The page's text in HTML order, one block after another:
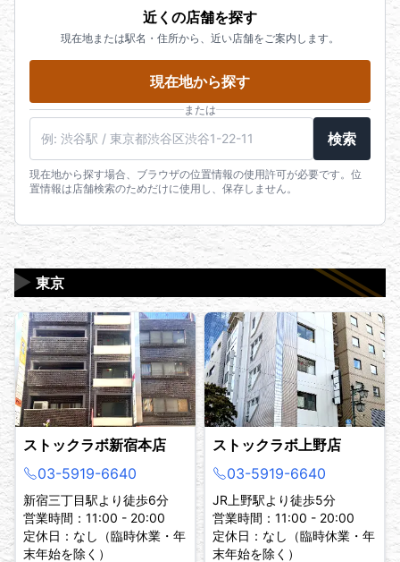
近くの店舗を探す
現在地または駅名・住所から、近い店舗をご案内します。
現在地から探す
または
検索
現在地から探す場合、ブラウザの位置情報の使用許可が必要です。位
置情報は店舗検索のためだけに使用し、保存しません。
東京
▶
ストックラボ新宿本店
03-5919-6640
新宿三丁目駅より徒歩6分
営業時間：11:00 - 20:00
定休日：なし（臨時休業・年
末年始を除く）
ストックラボ上野店
03-5919-6640
JR上野駅より徒歩5分
営業時間：11:00 - 20:00
定休日：なし（臨時休業・年
末年始を除く）